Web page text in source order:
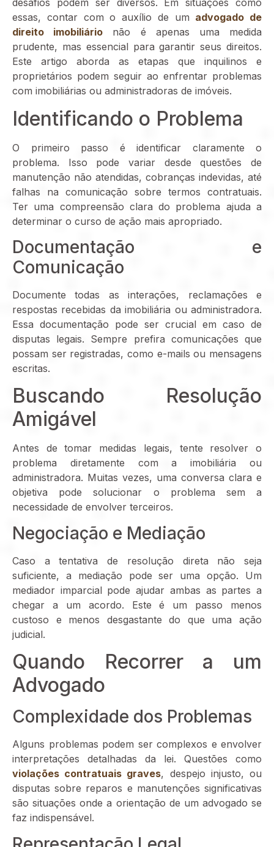
desafios podem ser diversos. Em situações como
essas, contar com o auxílio de um advogado de
direito imobiliário não é apenas uma medida
prudente, mas essencial para garantir seus direitos.
Este artigo aborda as etapas que inquilinos e
proprietários podem seguir ao enfrentar problemas
com imobiliárias ou administradoras de imóveis.
Identificando o Problema
O primeiro passo é identificar claramente o
problema. Isso pode variar desde questões de
manutenção não atendidas, cobranças indevidas, até
falhas na comunicação sobre termos contratuais.
Ter uma compreensão clara do problema ajuda a
determinar o curso de ação mais apropriado.
Documentação e
Comunicação
Documente todas as interações, reclamações e
respostas recebidas da imobiliária ou administradora.
Essa documentação pode ser crucial em caso de
disputas legais. Sempre prefira comunicações que
possam ser registradas, como e-mails ou mensagens
escritas.
Buscando Resolução
Amigável
Antes de tomar medidas legais, tente resolver o
problema diretamente com a imobiliária ou
administradora. Muitas vezes, uma conversa clara e
objetiva pode solucionar o problema sem a
necessidade de envolver terceiros.
Negociação e Mediação
Caso a tentativa de resolução direta não seja
suficiente, a mediação pode ser uma opção. Um
mediador imparcial pode ajudar ambas as partes a
chegar a um acordo. Este é um passo menos
custoso e menos desgastante do que uma ação
judicial.
Quando Recorrer a um
Advogado
Complexidade dos Problemas
Alguns problemas podem ser complexos e envolver
interpretações detalhadas da lei. Questões como
violações contratuais graves, despejo injusto, ou
disputas sobre reparos e manutenções significativas
são situações onde a orientação de um advogado se
faz indispensável.